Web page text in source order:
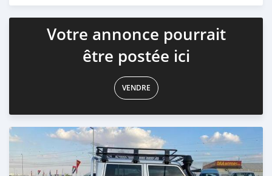
Publié il y a presque 3 ans
Votre annonce pourrait
être postée ici
VENDRE